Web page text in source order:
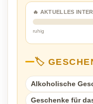
🔥 AKTUELLES
ruhig
🏷️
Alkoholische
Geschenke für